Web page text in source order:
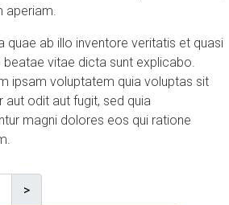
aperiam.
quae ab illo inventore veritatis et quasi
vitae dicta sunt explicabo.
ipsam voluptatem quia voluptas sit
aut odit aut fugit, sed quia
magni dolores eos qui ratione